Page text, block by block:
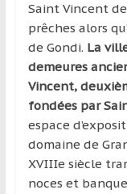
Saint Vincent
prêches alors
de Gondi. La
demeures
Vincent,
fondées par
espace
domaine de
XVIIIe siècle
noces et